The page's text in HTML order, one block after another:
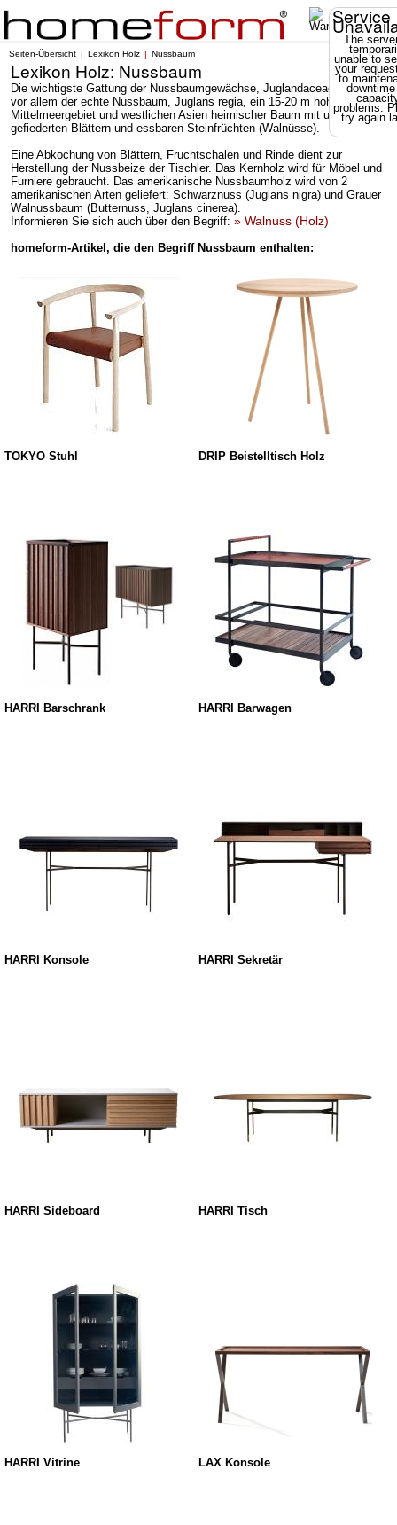
Service
The
unable to
your
to
problems.
try again
Seiten-Übersicht Lexikon Holz Nussbaum
Lexikon Holz: Nussbaum
Die wichtigste Gattung der Nussbaumgewächse, Juglandaceae. Bekannt
vor allem der echte Nussbaum, Juglans regia, ein 15-20 m hoher, im
Mittelmeergebiet und westlichen Asien heimischer Baum mit unpaarig
gefiederten Blättern und essbaren Steinfrüchten (Walnüsse).
Eine Abkochung von Blättern, Fruchtschalen und Rinde dient zur
Herstellung der Nussbeize der Tischler. Das Kernholz wird für Möbel und
Furniere gebraucht. Das amerikanische Nussbaumholz wird von 2
amerikanischen Arten geliefert: Schwarznuss (Juglans nigra) und Grauer
Walnussbaum (Butternuss, Juglans cinerea).
Informieren Sie sich auch über den Begriff: » Walnuss (Holz)
homeform-Artikel, die den Begriff Nussbaum enthalten:
TOKYO Stuhl DRIP Beistelltisch Holz
HARRI Barschrank HARRI Barwagen
HARRI Konsole HARRI Sekretär
HARRI Sideboard HARRI Tisch
HARRI Vitrine LAX Konsole